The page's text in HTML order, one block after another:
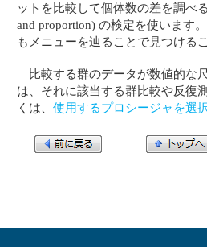
ットを比較して個体数の差を調べ
and proportion) の検定を使います
もメニューを辿ることで見つける
比較する群のデータが数値的な
は、それに該当する群比較や反復
くは、使用するプロシージャを選